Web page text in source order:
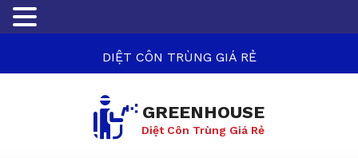
DIỆT CÔN TRÙNG GIÁ RẺ
GREENHOUSE
Diệt Côn Trùng Giá Rẻ